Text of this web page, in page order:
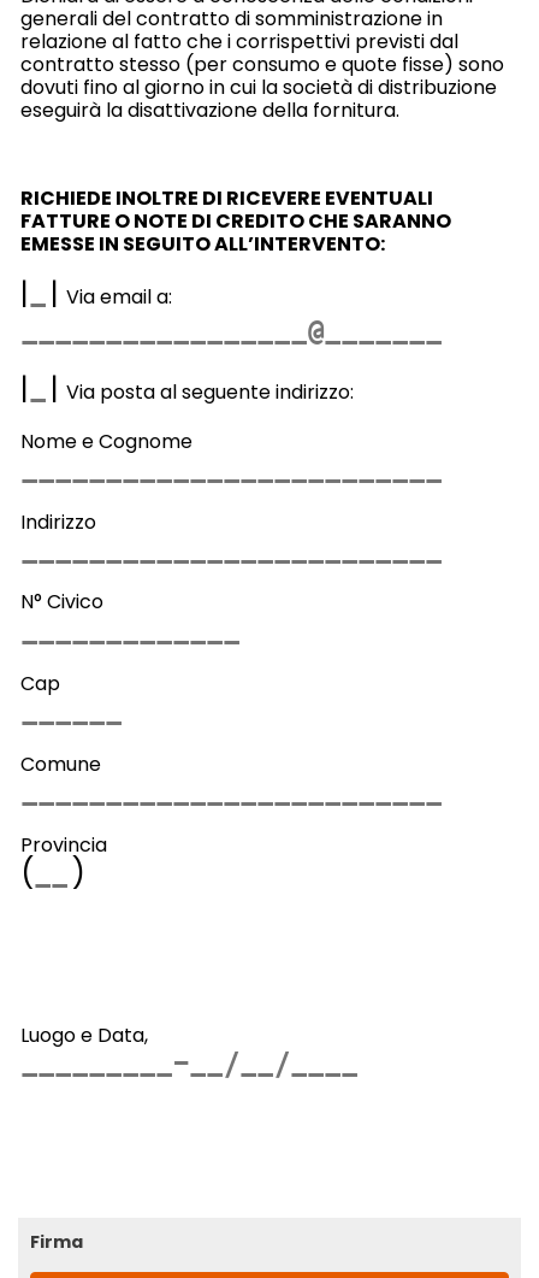
generali del contratto di somministrazione in
relazione al fatto che i corrispettivi previsti dal
contratto stesso (per consumo e quote fisse) sono
dovuti fino al giorno in cui la società di distribuzione
eseguirà la disattivazione della fornitura.
RICHIEDE INOLTRE DI RICEVERE EVENTUALI
FATTURE O NOTE DI CREDITO CHE SARANNO
EMESSE IN SEGUITO ALL’INTERVENTO:
| | Via email a:
| | Via posta al seguente indirizzo:
Nome e Cognome
Indirizzo
N° Civico
Cap
Comune
Provincia
( )
Luogo e Data,
Firma